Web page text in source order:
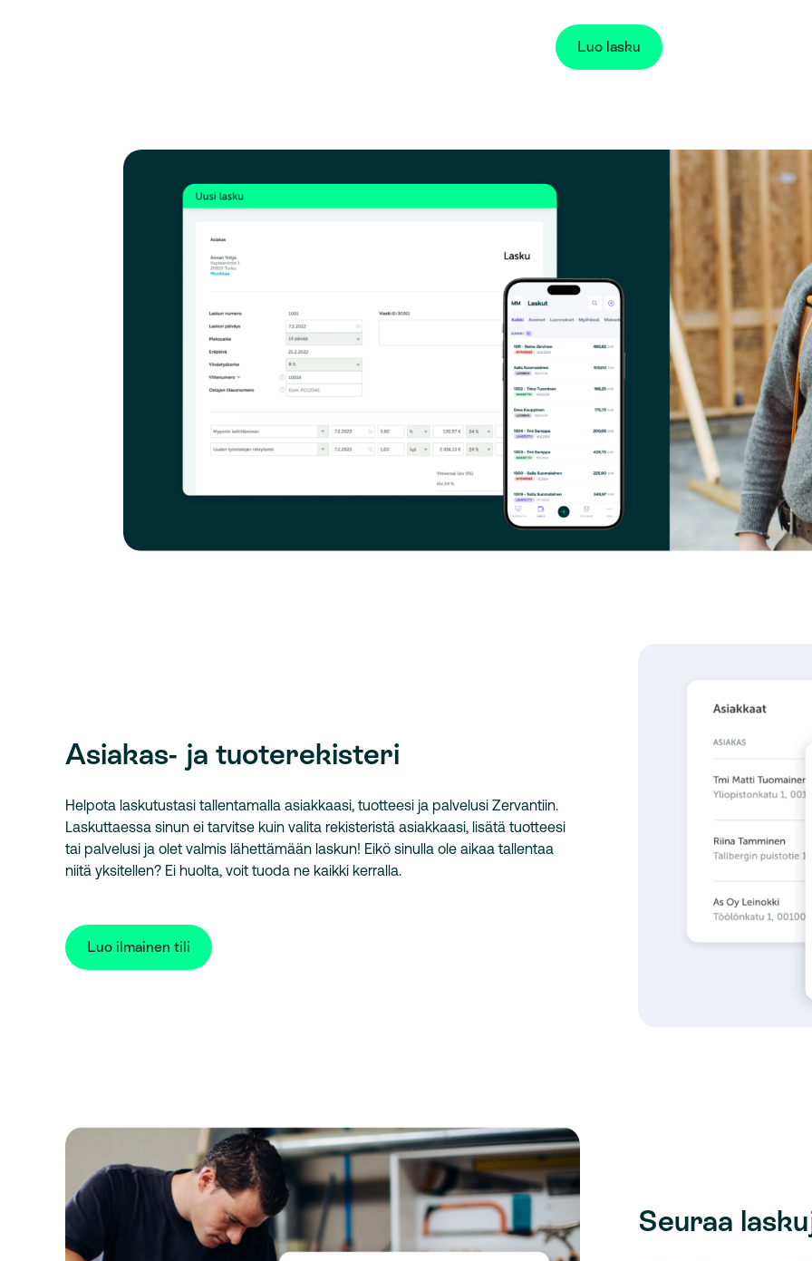
Luo lasku
Asiakas- ja tuoterekisteri
Helpota laskutustasi tallentamalla asiakkaasi, tuotteesi ja palvelusi Zervantiin.
Laskuttaessa sinun ei tarvitse kuin valita rekisteristä asiakkaasi, lisätä tuotteesi
tai palvelusi ja olet valmis lähettämään laskun! Eikö sinulla ole aikaa tallentaa
niitä yksitellen? Ei huolta, voit tuoda ne kaikki kerralla.
Luo ilmainen tili
Seuraa